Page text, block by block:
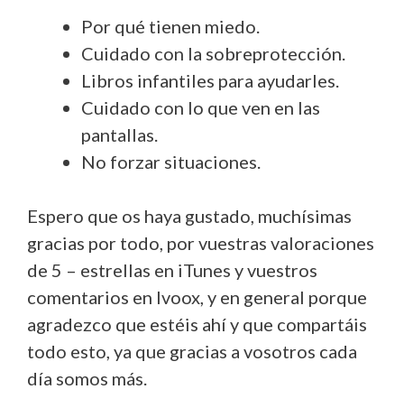
Por qué tienen miedo.
Cuidado con la sobreprotección.
Libros infantiles para ayudarles.
Cuidado con lo que ven en las
pantallas.
No forzar situaciones.
Espero que os haya gustado, muchísimas
gracias por todo, por vuestras valoraciones
de 5 – estrellas en iTunes y vuestros
comentarios en Ivoox, y en general porque
agradezco que estéis ahí y que compartáis
todo esto, ya que gracias a vosotros cada
día somos más.